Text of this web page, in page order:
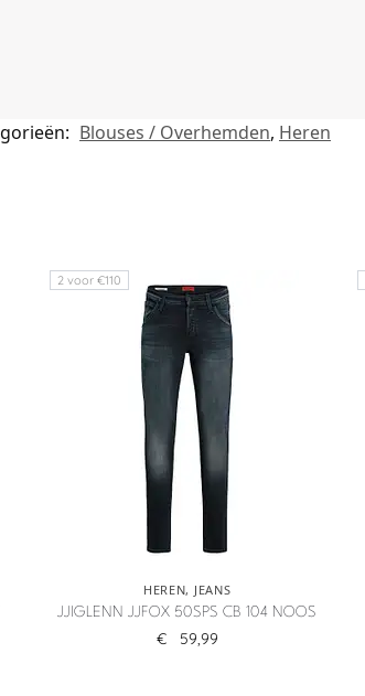
Blouses / Overhemden, Heren
2 voor €110
HEREN, JEANS
JJIGLENN JJFOX 50SPS CB 104 NOOS
€ 59,99